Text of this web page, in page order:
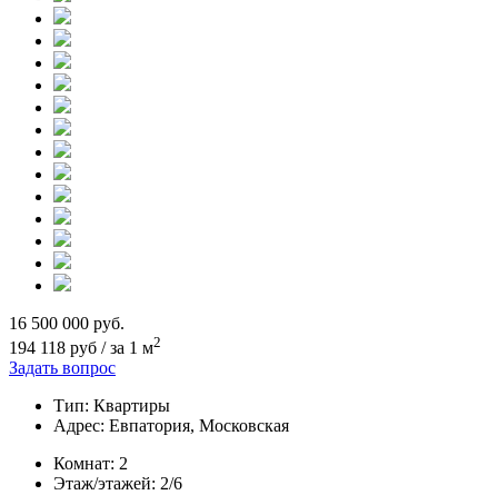
16 500 000 руб.
194 118 руб / за 1 м2
Задать вопрос
Тип: Квартиры
Адрес: Евпатория, Московская
Комнат: 2
Этаж/этажей: 2/6